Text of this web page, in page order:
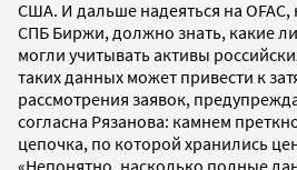
США. И дальше надеяться на
СПБ Биржи, должно знать, какие
могли учитывать активы
таких данных может привести к
рассмотрения заявок,
согласна Рязанова: камнем
цепочка, по которой хранились